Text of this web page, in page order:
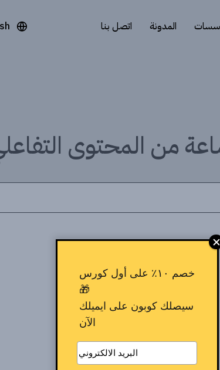
المدونة اتصل بنا
خصم ١٠٪ على أول كورس
🎁
سيصلك كوبون على ايميلك
الآن